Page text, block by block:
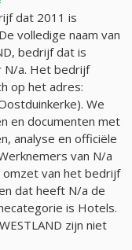
dat 2011 is
volledige naam van
bedrijf dat is
N/a. Het bedrijf
op het adres:
We
en documenten met
analyse en officiële
van N/a
omzet van het bedrijf
dat heeft N/a de
is Hotels.
zijn niet